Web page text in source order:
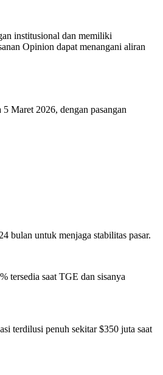
institusional dan memiliki
Opinion dapat menangani aliran
Maret 2026, dengan pasangan
bulan untuk menjaga stabilitas pasar.
tersedia saat TGE dan sisanya
terdilusi penuh sekitar $350 juta saat